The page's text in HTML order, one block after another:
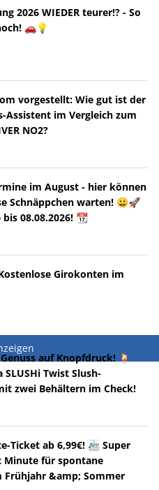
2026 WIEDER teurer!? - So
🚗💡
vorgestellt: Wie gut ist der
Assistent im Vergleich zum
NO2?
im August - hier können
Schnäppchen warten! 😀🚀
08.08.2026! 📆
Girokonten im
auf Knopfdruck! 🍹
SLUSHi Twist Slush-
zwei Behältern im Check!
Ticket ab 6,99€! 🚈 Super
Minute für spontane
Frühjahr &amp; Sommer